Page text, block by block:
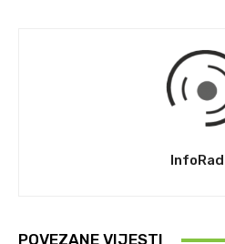
POVEZANE VIJESTI